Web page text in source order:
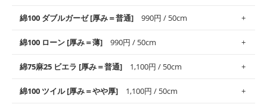
使いやすさNo.1！しなやかさと適度な張りを併せ持ち、通気性の
高さがオックス生地の特徴です。当サイトのオックス生地は、
般にお使いいただけます。
※レッスンバッグ、上履き袋などの通園通学グッズにはツイル生
綿100 ダブルガーゼ [厚み＝普通] 990円 / 50cm
柔らかくふんわりとした肌触りが特徴です。ベビー用品やハンカ
チなど直接肌に触れるアイテムに最適です。高い吸湿性・通気性
す。
綿100 ローン [厚み＝薄] 990円 / 50cm
上質で薄手の平織りの生地です。軽やかさとなめらかな手触りの
良さが魅力。透け感があるので、涼しげなトップスなどに最適で
綿75麻25 ビエラ [厚み＝普通] 1,100円 / 50cm
綿100 ツイル [厚み＝やや厚] 1,100円 / 50cm